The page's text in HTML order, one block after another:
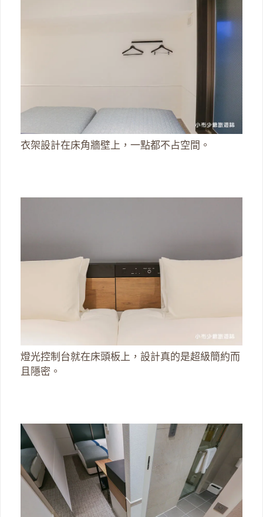
衣架設計在床角牆壁上，一點都不占空間。
燈光控制台就在床頭板上，設計真的是超級簡約而
且隱密。